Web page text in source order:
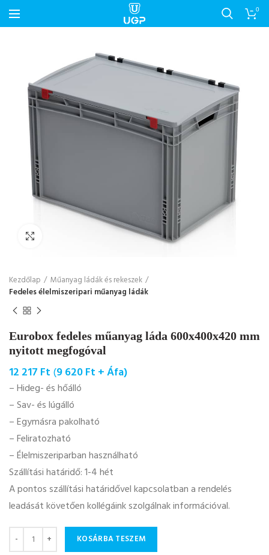
0
Kezdőlap
Műanyag ládák és rekeszek
Fedeles élelmiszeripari műanyag ládák
Eurobox fedeles műanyag láda 600x400x420 mm
nyitott megfogóval
12 217 Ft (9 620Ft + Áfa)
– Hideg- és hőálló
– Sav- és lúgálló
– Egymásra pakolható
– Feliratozható
– Élelmiszeriparban használható
Szállítási határidő: 1-4 hét
A pontos szállítási határidővel kapcsolatban a rendelés
leadását követően kollégáink szolgálnak információval.
Mennyiség KOSÁRBA TESZEM